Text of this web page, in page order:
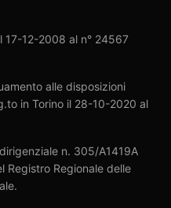
17-12-2008 al n° 24567
alle disposizioni
in Torino il 28-10-2020 al
n. 305/A1419A
Regionale delle